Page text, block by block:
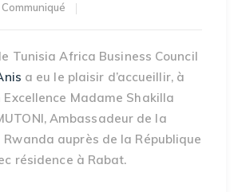
Communiqué
Tunisia Africa Business Council
a eu le plaisir d’accueillir, à
Excellence Madame Shakilla
Ambassadeur de la
Rwanda auprès de la République
résidence à Rabat.